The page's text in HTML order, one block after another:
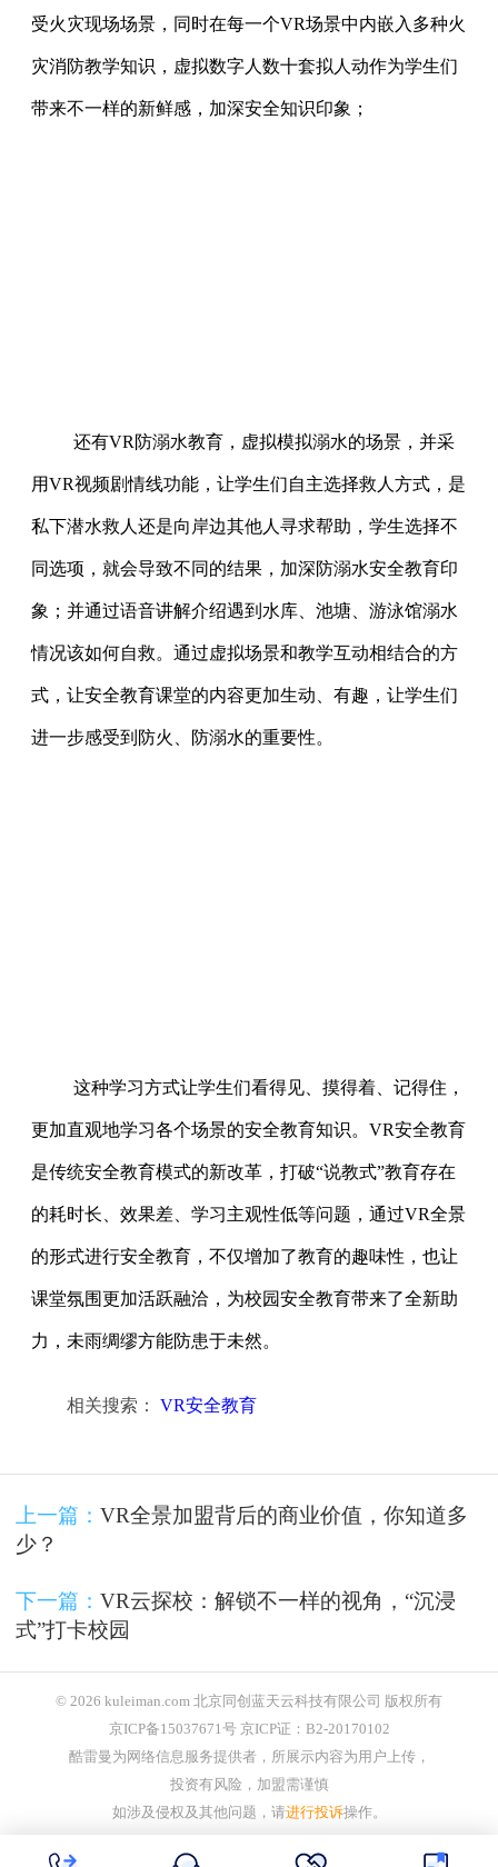
受火灾现场场景，同时在每一个VR场景中内嵌入多种火
灾消防教学知识，虚拟数字人数十套拟人动作为学生们
带来不一样的新鲜感，加深安全知识印象；
还有VR防溺水教育，虚拟模拟溺水的场景，并采
用VR视频剧情线功能，让学生们自主选择救人方式，是
私下潜水救人还是向岸边其他人寻求帮助，学生选择不
同选项，就会导致不同的结果，加深防溺水安全教育印
象；并通过语音讲解介绍遇到水库、池塘、游泳馆溺水
情况该如何自救。通过虚拟场景和教学互动相结合的方
式，让安全教育课堂的内容更加生动、有趣，让学生们
进一步感受到防火、防溺水的重要性。
这种学习方式让学生们看得见、摸得着、记得住，
更加直观地学习各个场景的安全教育知识。VR安全教育
是传统安全教育模式的新改革，打破“说教式”教育存在
的耗时长、效果差、学习主观性低等问题，通过VR全景
的形式进行安全教育，不仅增加了教育的趣味性，也让
课堂氛围更加活跃融洽，为校园安全教育带来了全新助
力，未雨绸缪方能防患于未然。
相关搜索： VR安全教育
上一篇： VR全景加盟背后的商业价值，你知道多
少？
下一篇： VR云探校：解锁不一样的视角，“沉浸
式”打卡校园
© 2026 kuleiman.com 北京同创蓝天云科技有限公司 版权所有
京ICP备15037671号 京ICP证：B2-20170102
酷雷曼为网络信息服务提供者，所展示内容为用户上传，
投资有风险，加盟需谨慎
如涉及侵权及其他问题，请进行投诉操作。